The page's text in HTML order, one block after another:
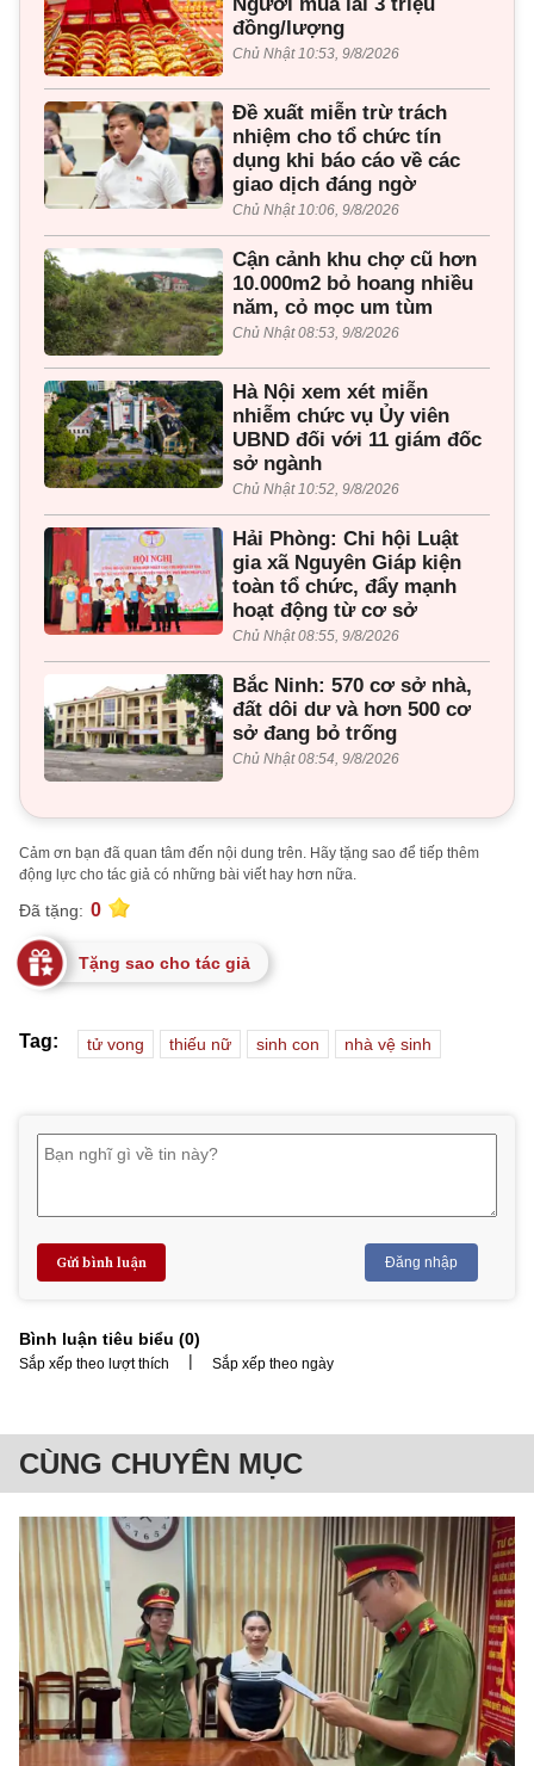
đồng/lượng
Chủ Nhật 10:53, 9/8/2026
Đề xuất miễn trừ trách
nhiệm cho tổ chức tín
dụng khi báo cáo về các
giao dịch đáng ngờ
Chủ Nhật 10:06, 9/8/2026
Cận cảnh khu chợ cũ hơn
10.000m2 bỏ hoang nhiều
năm, cỏ mọc um tùm
Chủ Nhật 08:53, 9/8/2026
Hà Nội xem xét miễn
nhiễm chức vụ Ủy viên
UBND đối với 11 giám đốc
sở ngành
Chủ Nhật 10:52, 9/8/2026
Hải Phòng: Chi hội Luật
gia xã Nguyên Giáp kiện
toàn tổ chức, đẩy mạnh
hoạt động từ cơ sở
Chủ Nhật 08:55, 9/8/2026
Bắc Ninh: 570 cơ sở nhà,
đất dôi dư và hơn 500 cơ
sở đang bỏ trống
Chủ Nhật 08:54, 9/8/2026
Cảm ơn bạn đã quan tâm đến nội dung trên. Hãy tặng sao để tiếp thêm
động lực cho tác giả có những bài viết hay hơn nữa.
Đã tặng: 0
Tặng sao cho tác giả
Tag: tử vong thiếu nữ sinh con nhà vệ sinh
Gửi bình luận Đăng nhập
Bình luận tiêu biểu (0)
Sắp xếp theo lượt thích | Sắp xếp theo ngày
CÙNG CHUYÊN MỤC